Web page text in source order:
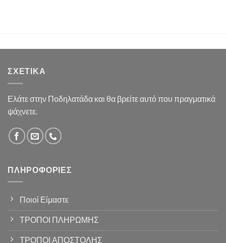
ΣΧΕΤΙΚΆ
Ελάτε στην Ποδηλατάδα και θα βρείτε αυτό που πραγματικά
ψάχνετε.
ΠΛΗΡΟΦΟΡΊΕΣ
Ποιοί Είμαστε
ΤΡΟΠΟΙ ΠΛΗΡΩΜΗΣ
ΤΡΟΠΟΙ ΑΠΟΣΤΟΛΗΣ